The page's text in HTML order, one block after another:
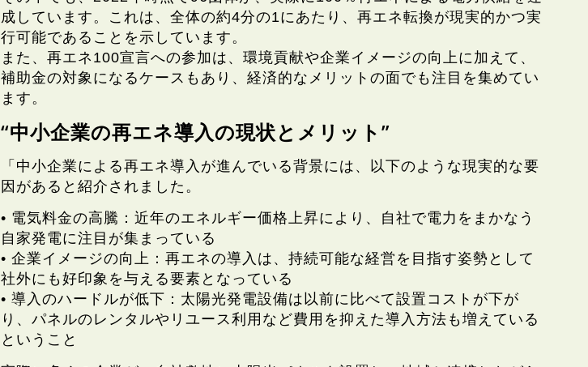
成しています。これは、全体の約4分の1にあたり、再エネ転換が現実的かつ実
行可能であることを示しています。
また、再エネ100宣言への参加は、環境貢献や企業イメージの向上に加えて、
補助金の対象になるケースもあり、経済的なメリットの面でも注目を集めてい
ます。
“中小企業の再エネ導入の現状とメリット”
「中小企業による再エネ導入が進んでいる背景には、以下のような現実的な要
因があると紹介されました。
• 電気料金の高騰：近年のエネルギー価格上昇により、自社で電力をまかなう
自家発電に注目が集まっている
• 企業イメージの向上：再エネの導入は、持続可能な経営を目指す姿勢として
社外にも好印象を与える要素となっている
• 導入のハードルが低下：太陽光発電設備は以前に比べて設置コストが下が
り、パネルのレンタルやリユース利用など費用を抑えた導入方法も増えている
ということ